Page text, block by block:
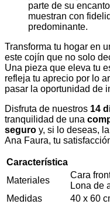
parte de su
muestran con
predominante.
Transforma tu hogar en
este cojín que no solo
Una pieza que eleva tu
refleja tu aprecio por lo
pasar la oportunidad de
Disfruta de nuestros 14
tranquilidad de una
seguro y, si lo deseas,
Ana Faura, tu
Característica
Materiales
Cara
Lona de
Medidas
40 x 60